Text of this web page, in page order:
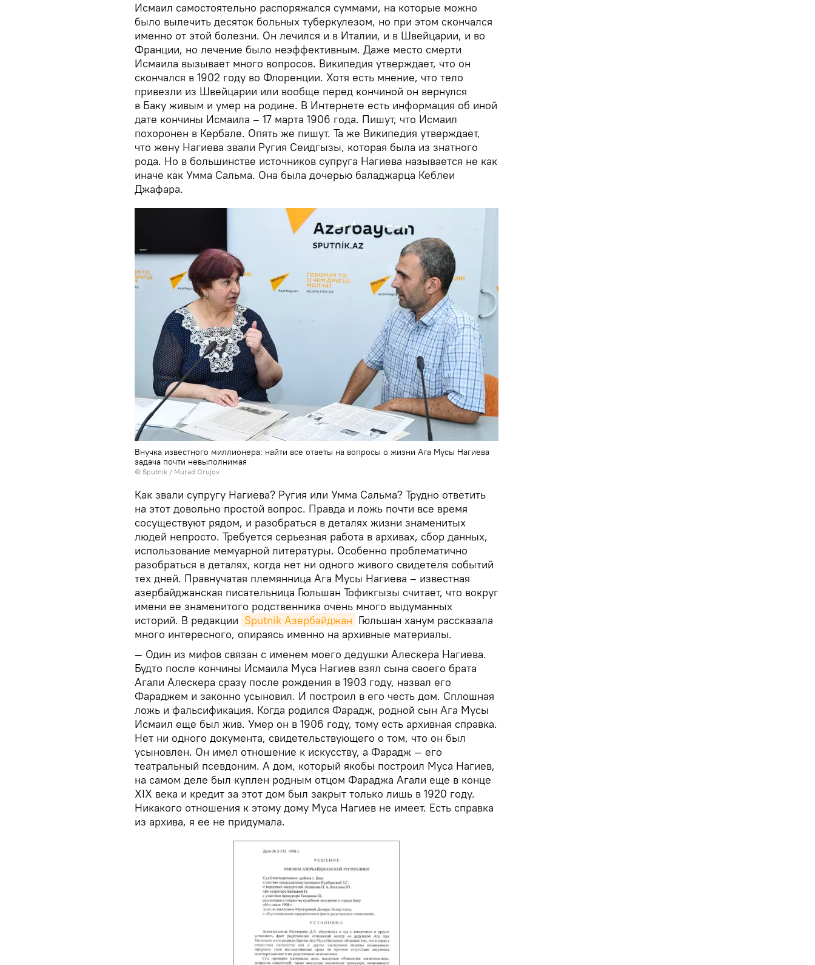
Исмаил самостоятельно распоряжался суммами, на которые можно
было вылечить десяток больных туберкулезом, но при этом скончался
именно от этой болезни. Он лечился и в Италии, и в Швейцарии, и во
Франции, но лечение было неэффективным. Даже место смерти
Исмаила вызывает много вопросов. Википедия утверждает, что он
скончался в 1902 году во Флоренции. Хотя есть мнение, что тело
привезли из Швейцарии или вообще перед кончиной он вернулся
в Баку живым и умер на родине. В Интернете есть информация об иной
дате кончины Исмаила – 17 марта 1906 года. Пишут, что Исмаил
похоронен в Кербале. Опять же пишут. Та же Википедия утверждает,
что жену Нагиева звали Ругия Сеидгызы, которая была из знатного
рода. Но в большинстве источников супруга Нагиева называется не как
иначе как Умма Сальма. Она была дочерью баладжарца Кеблеи
Джафара.
Внучка известного миллионера: найти все ответы на вопросы о жизни Ага Мусы Нагиева
задача почти невыполнимая
© Sputnik / Murad Orujov
Как звали супругу Нагиева? Ругия или Умма Сальма? Трудно ответить
на этот довольно простой вопрос. Правда и ложь почти все время
сосуществуют рядом, и разобраться в деталях жизни знаменитых
людей непросто. Требуется серьезная работа в архивах, сбор данных,
использование мемуарной литературы. Особенно проблематично
разобраться в деталях, когда нет ни одного живого свидетеля событий
тех дней. Правнучатая племянница Ага Мусы Нагиева – известная
азербайджанская писательница Гюльшан Тофикгызы считает, что вокруг
имени ее знаменитого родственника очень много выдуманных
историй. В редакции Sputnik Азербайджан Гюльшан ханум рассказала
много интересного, опираясь именно на архивные материалы.
— Один из мифов связан с именем моего дедушки Алескера Нагиева.
Будто после кончины Исмаила Муса Нагиев взял сына своего брата
Агали Алескера сразу после рождения в 1903 году, назвал его
Фараджем и законно усыновил. И построил в его честь дом. Сплошная
ложь и фальсификация. Когда родился Фарадж, родной сын Ага Мусы
Исмаил еще был жив. Умер он в 1906 году, тому есть архивная справка.
Нет ни одного документа, свидетельствующего о том, что он был
усыновлен. Он имел отношение к искусству, а Фарадж — его
театральный псевдоним. А дом, который якобы построил Муса Нагиев,
на самом деле был куплен родным отцом Фараджа Агали еще в конце
XIX века и кредит за этот дом был закрыт только лишь в 1920 году.
Никакого отношения к этому дому Муса Нагиев не имеет. Есть справка
из архива, я ее не придумала.